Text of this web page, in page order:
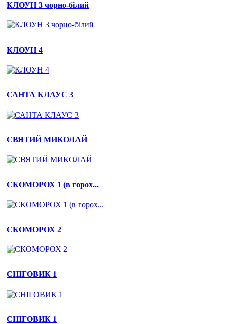
КЛОУН 3 чорно-білий
КЛОУН 4
САНТА КЛАУС 3
СВЯТИЙ МИКОЛАЙ
СКОМОРОХ 1 (в горох...
СКОМОРОХ 2
СНІГОВИК 1
СНІГОВИК 1